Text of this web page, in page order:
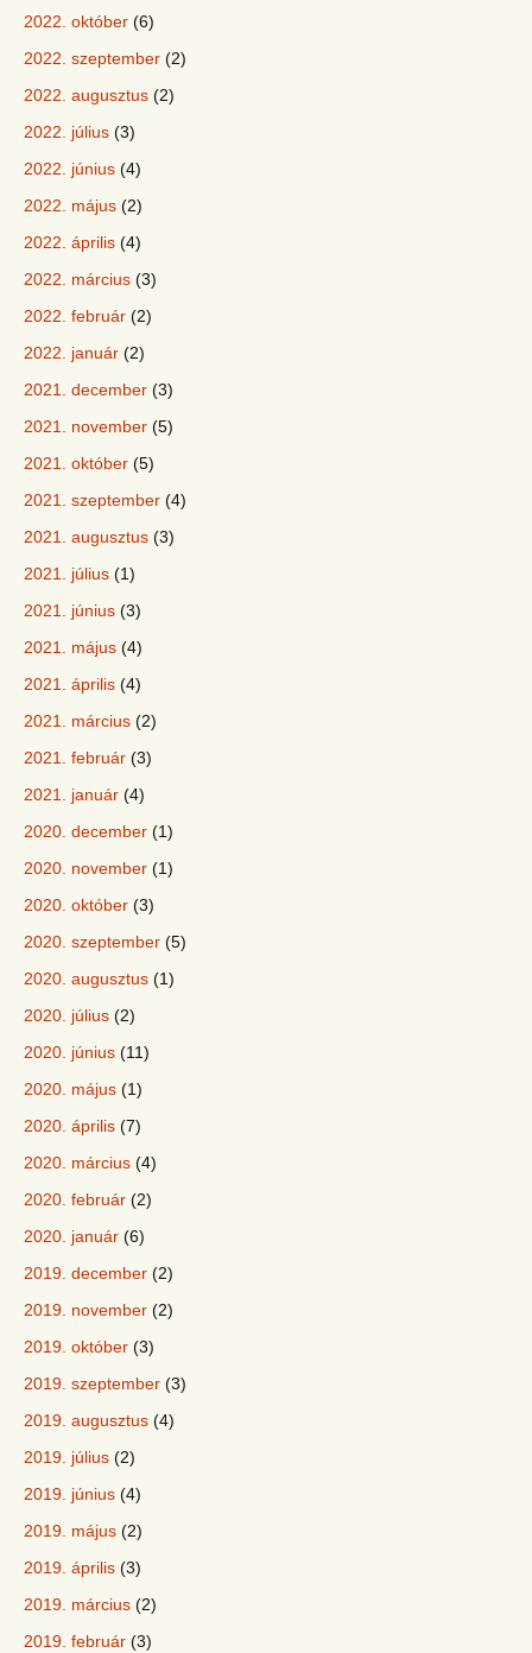
2022. október (6)
2022. szeptember (2)
2022. augusztus (2)
2022. július (3)
2022. június (4)
2022. május (2)
2022. április (4)
2022. március (3)
2022. február (2)
2022. január (2)
2021. december (3)
2021. november (5)
2021. október (5)
2021. szeptember (4)
2021. augusztus (3)
2021. július (1)
2021. június (3)
2021. május (4)
2021. április (4)
2021. március (2)
2021. február (3)
2021. január (4)
2020. december (1)
2020. november (1)
2020. október (3)
2020. szeptember (5)
2020. augusztus (1)
2020. július (2)
2020. június (11)
2020. május (1)
2020. április (7)
2020. március (4)
2020. február (2)
2020. január (6)
2019. december (2)
2019. november (2)
2019. október (3)
2019. szeptember (3)
2019. augusztus (4)
2019. július (2)
2019. június (4)
2019. május (2)
2019. április (3)
2019. március (2)
2019. február (3)